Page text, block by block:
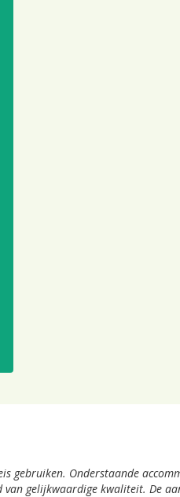
gebruiken. Onderstaande
gelijkwaardige kwaliteit. De